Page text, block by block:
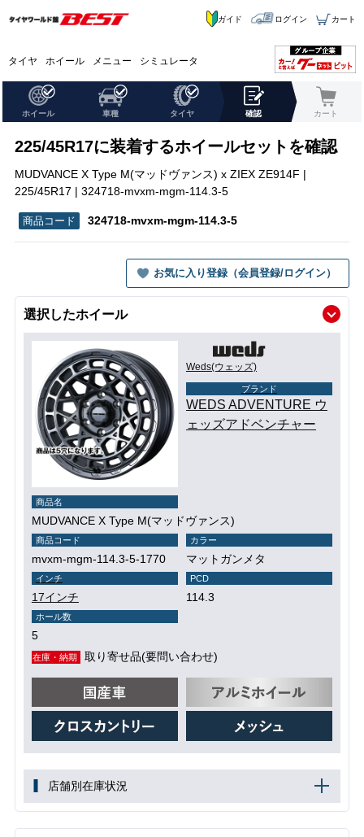
タイヤ ホイール メニュー シミュレータ
ガイド ログイン カート
ホイール 車種 タイヤ 確認 カート
225/45R17に装着するホイールセットを確認
MUDVANCE X Type M(マッドヴァンス) x ZIEX ZE914F |
225/45R17 | 324718-mvxm-mgm-114.3-5
324718-mvxm-mgm-114.3-5
お気に入り登録（会員登録/ログイン）
選択したホイール
Weds(ウェッズ)
ブランド
WEDS ADVENTURE ウ
ェッズアドベンチャー
商品名
MUDVANCE X Type M(マッドヴァンス)
商品コード
mvxm-mgm-114.3-5-1770
カラー
マットガンメタ
インチ
17インチ
PCD
114.3
ホール数
5
在庫・納期 取り寄せ品(要問い合わせ)
店舗別在庫状況